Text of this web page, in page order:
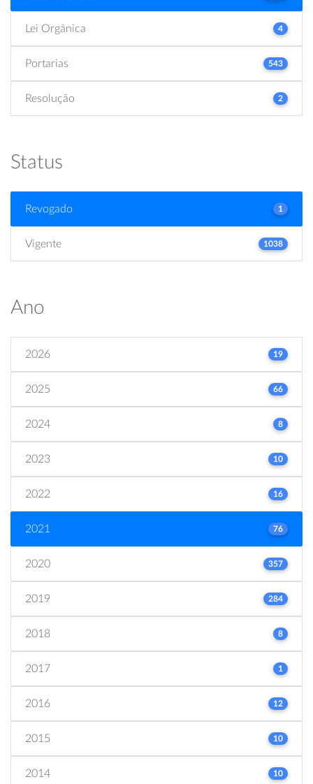
Lei Orgânica 4
Portarias 543
Resolução 2
Status
Revogado 1
Vigente 1038
Ano
2026 19
2025 66
2024 8
2023 10
2022 16
2021 76
2020 357
2019 284
2018 8
2017 1
2016 12
2015 10
2014 10